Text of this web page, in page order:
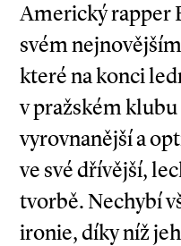
Americký rapper
svém
které na konci
v pražském
vyrovnanější a
ve své dřívější,
tvorbě. Nechybí
ironie, díky níž